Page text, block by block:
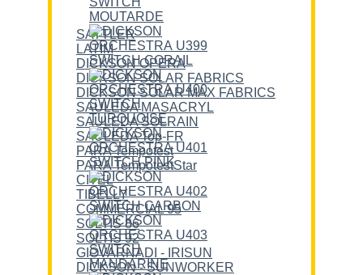
SATTLER
LATIM
DICKSON OPERA
DICKSON SOLAR FABRICS
DICKSON SOLAR MAX FABRICS
SAULEDA MASACRYL
SAULEDA SOLRAIN
SAULEDA Top-FR
PARA Tempotest
PARA TempotestStar
CITEL
TIBELLY
COMMERCIAL 95
SOLTIS 86
SOLTIS 92
GIOVARNADI - IRISUN
DICKSON - SUNWORKER